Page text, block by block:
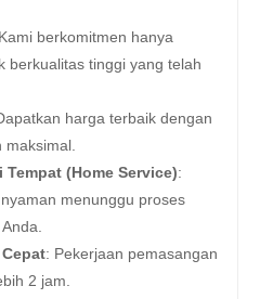
berkomitmen hanya
berkualitas tinggi yang telah
harga terbaik dengan
maksimal.
Tempat (Home Service):
menunggu proses
: Pekerjaan pemasangan
2 jam.